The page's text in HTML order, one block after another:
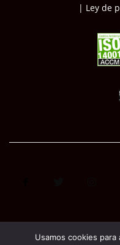
| Ley de
Usamos cookies